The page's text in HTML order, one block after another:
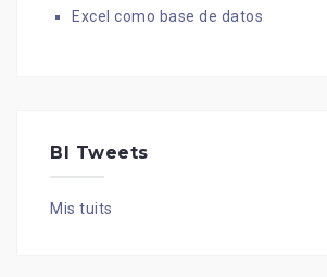
Excel como base de datos
BI Tweets
Mis tuits